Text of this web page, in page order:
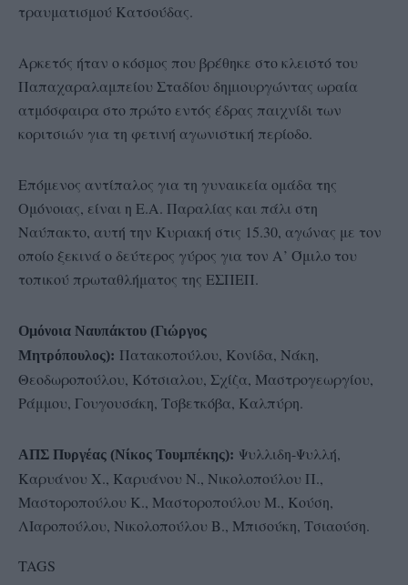
τραυματισμού Κατσούδας.
Αρκετός ήταν ο κόσμος που βρέθηκε στο κλειστό του
Παπαχαραλαμπείου Σταδίου δημιουργώντας ωραία
ατμόσφαιρα στο πρώτο εντός έδρας παιχνίδι των
κοριτσιών για τη φετινή αγωνιστική περίοδο.
Επόμενος αντίπαλος για τη γυναικεία ομάδα της
Ομόνοιας, είναι η Ε.Α. Παραλίας και πάλι στη
Ναύπακτο, αυτή την Κυριακή στις 15.30, αγώνας με τον
οποίο ξεκινά ο δεύτερος γύρος για τον Α’ Όμιλο του
τοπικού πρωταθλήματος της ΕΣΠΕΠ.
Ομόνοια Ναυπάκτου (Γιώργος
Μητρόπουλος): Πατακοπούλου, Κονίδα, Νάκη,
Θεοδωροπούλου, Κότσιαλου, Σχίζα, Μαστρογεωργίου,
Ράμμου, Γουγουσάκη, Τσβετκόβα, Καλπύρη.
ΑΠΣ Πυργέας (Νίκος Τουμπέκης): Ψυλλιδη-Ψυλλή,
Καρυάνου Χ., Καρυάνου Ν., Νικολοπούλου Π.,
Μαστοροπούλου Κ., Μαστοροπούλου Μ., Κούση,
ΛΙαροπούλου, Νικολοπούλου Β., Μπισούκη, Τσιαούση.
TAGS